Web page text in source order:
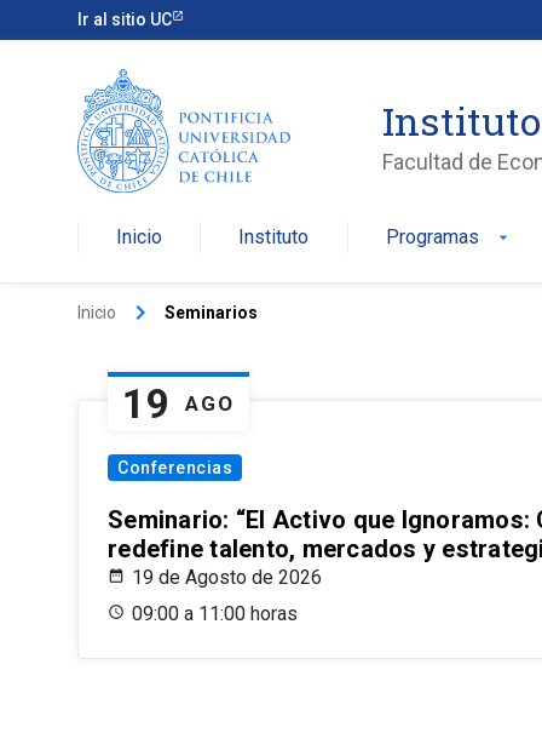
Ir al sitio UC
Facultad de
Inicio Instituto Programas arrow_drop_down
Inicio keyboard_arrow_right Seminarios
19 AGO
Conferencias
Seminario: “El Activo que
redefine talento, mercados y
19 de Agosto de 2026
09:00 a 11:00 horas